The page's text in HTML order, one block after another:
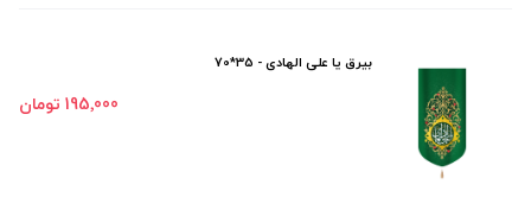
بیرق یا علی الهادی - 35*70
195٬000 تومان